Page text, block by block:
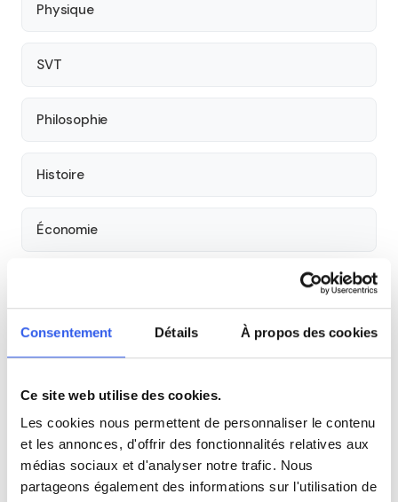
Consentement Détails À propos des cookies
Ce site web utilise des cookies.
Les cookies nous permettent de personnaliser le contenu
et les annonces, d'offrir des fonctionnalités relatives aux
médias sociaux et d'analyser notre trafic. Nous
partageons également des informations sur l'utilisation de
Physique
SVT
Philosophie
Histoire
Économie
Allemand
Cours par niveau
Seconde Première Terminale
Tous les cours particuliers à Poitiers